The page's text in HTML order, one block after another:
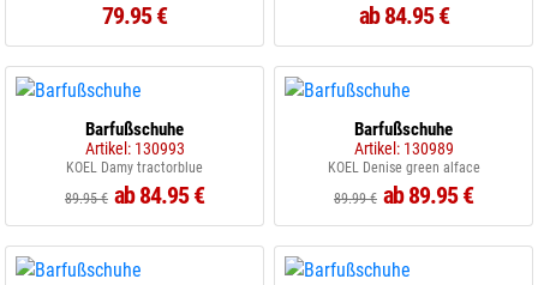
79.95 € ab 84.95 €
Barfußschuhe
Artikel: 130993
KOEL Damy tractorblue
89.95 € ab 84.95 €
Barfußschuhe
Artikel: 130989
KOEL Denise green alface
89.99 € ab 89.95 €